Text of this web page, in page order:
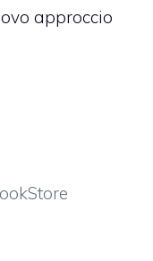
approccio